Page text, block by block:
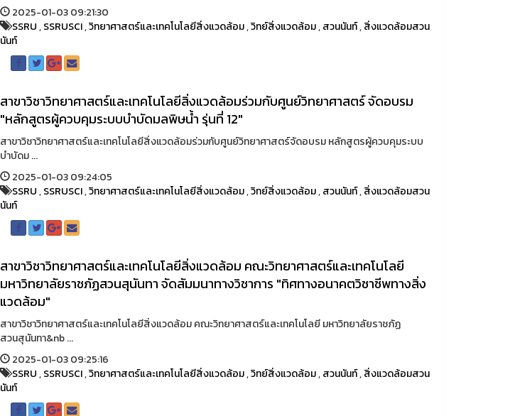
2025-01-03 09:21:30
SSRU,SSRUSCI,วิทยาศาสตร์และเทคโนโลยีสิ่งแวดล้อม,วิทย์สิ่งแวดล้อม,สวนนันท์,สิ่งแวดล้อมสวน
นันท์
สาขาวิชาวิทยาศาสตร์และเทคโนโลยีสิ่งแวดล้อมร่วมกับศูนย์วิทยาศาสตร์ จัดอบรม
"หลักสูตรผู้ควบคุมระบบบำบัดมลพิษน้ำ รุ่นที่ 12"
สาขาวิชาวิทยาศาสตร์และเทคโนโลยีสิ่งแวดล้อมร่วมกับศูนย์วิทยาศาสตร์จัดอบรม หลักสูตรผู้ควบคุมระบบ
บำบัดม ...
2025-01-03 09:24:05
SSRU,SSRUSCI,วิทยาศาสตร์และเทคโนโลยีสิ่งแวดล้อม,วิทย์สิ่งแวดล้อม,สวนนันท์,สิ่งแวดล้อมสวน
นันท์
สาขาวิชาวิทยาศาสตร์และเทคโนโลยีสิ่งแวดล้อม คณะวิทยาศาสตร์และเทคโนโลยี
มหาวิทยาลัยราชภัฏสวนสุนันทา จัดสัมมนาทางวิชาการ "ทิศทางอนาคตวิชาชีพทางสิ่ง
แวดล้อม"
สาขาวิชาวิทยาศาสตร์และเทคโนโลยีสิ่งแวดล้อม คณะวิทยาศาสตร์และเทคโนโลยี มหาวิทยาลัยราชภัฏ
สวนสุนันทา&nb ...
2025-01-03 09:25:16
SSRU,SSRUSCI,วิทยาศาสตร์และเทคโนโลยีสิ่งแวดล้อม,วิทย์สิ่งแวดล้อม,สวนนันท์,สิ่งแวดล้อมสวน
นันท์